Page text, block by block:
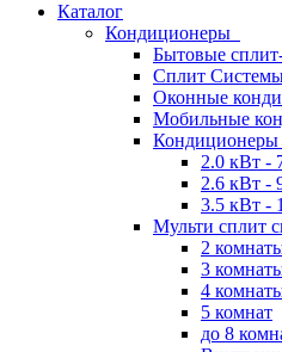
Каталог
Кондиционеры
Бытовые
Сплит
Оконные
Мобильные
Кондиционеры
2.0 кВт -
2.6 кВт -
3.5 кВт -
Мульти сплит
2
3
4
5 комнат
до 8